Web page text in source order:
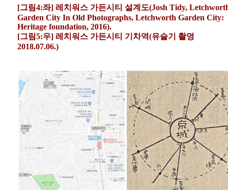
[그림4:좌] 레치워스 가든시티 설계도(Josh Tidy,
Garden City In Old Photographs, Letchworth Garden City:
Heritage foundation, 2016).
[그림5:우] 레치워스 가든시티 기차역(유슬기 촬영
2018.07.06.)